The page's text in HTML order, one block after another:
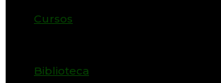
Cursos
Biblioteca